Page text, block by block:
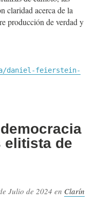
claridad acerca de la
producción de verdad y
daniel-feierstein-
elitista de
Julio de 2024 en Clarín